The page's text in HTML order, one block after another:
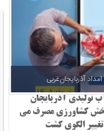
آذربایجان‌غربی
آب تولیدی آذربایجان
کشاورزی مصرف می
الگوی کشت